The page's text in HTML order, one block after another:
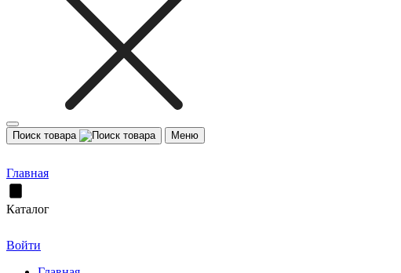
Поиск товара Меню
Главная
Каталог
Войти